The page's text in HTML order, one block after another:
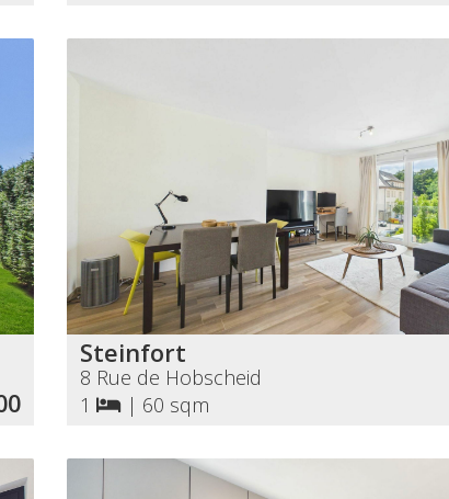
Steinfort
8 Rue de Hobscheid
1
| 60 sqm